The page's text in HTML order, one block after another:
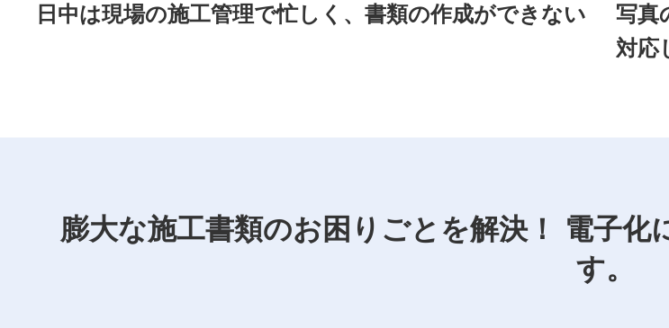
日中は現場の施工管理で忙しく、書類の作成ができない
写真
対応
膨大な施工書類のお困りごとを解決！ 電子化
す。